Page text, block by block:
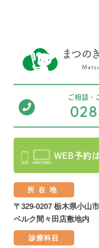
ご相談・
WEB予約
所在地
〒329-0207 栃木県小山
ベルク間々田店敷地内
診療科目